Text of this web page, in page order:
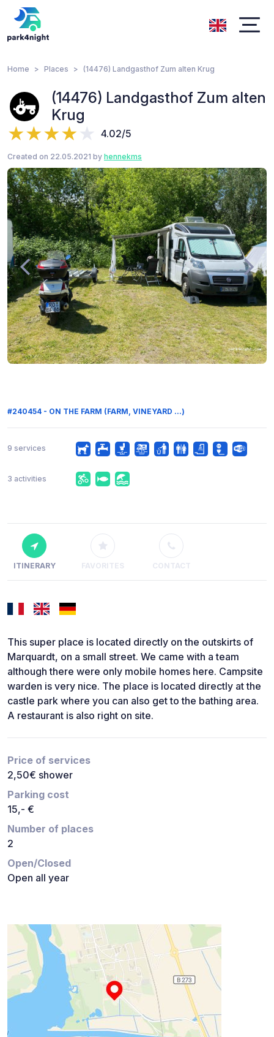
Home Places (14476) Landgasthof Zum alten Krug
(14476) Landgasthof Zum alten
Krug
4.02/5
Created on 22.05.2021 by hennekms
#240454 - ON THE FARM (FARM, VINEYARD ...)
9 services
3 activities
ITINERARY FAVORITES CONTACT
This super place is located directly on the outskirts of
Marquardt, on a small street. We came with a team
although there were only mobile homes here. Campsite
warden is very nice. The place is located directly at the
castle park where you can also get to the bathing area.
A restaurant is also right on site.
Price of services
2,50€ shower
Parking cost
15,- €
Number of places
2
Open/Closed
Open all year